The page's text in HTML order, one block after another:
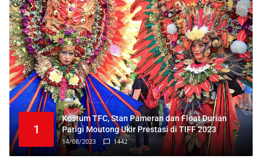
1
Kostum TFC, Stan Pameran dan Float Durian
Parigi Moutong Ukir Prestasi di TIFF 2023
14/08/2023 1442